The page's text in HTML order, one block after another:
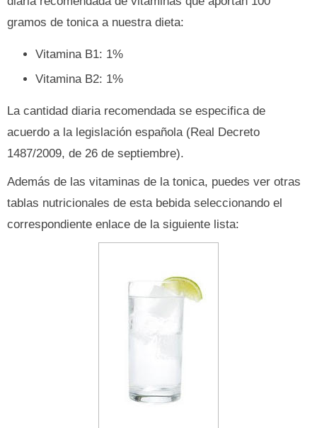
gramos de tonica a nuestra dieta:
Vitamina B1: 1%
Vitamina B2: 1%
La cantidad diaria recomendada se especifica de
acuerdo a la legislación española (Real Decreto
1487/2009, de 26 de septiembre).
Además de las vitaminas de la tonica, puedes ver otras
tablas nutricionales de esta bebida seleccionando el
correspondiente enlace de la siguiente lista: